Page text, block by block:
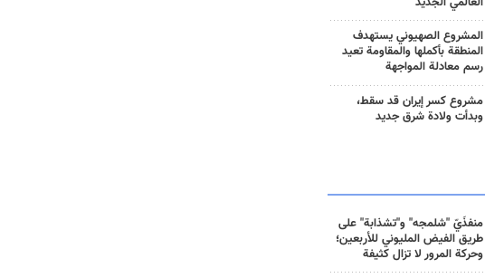
المشروع الصهيوني يستهدف
المنطقة بأكملها والمقاومة تعيد
رسم معادلة المواجهة
مشروع كسر إيران قد سقط،
وبدأت ولادة شرق جديد
منفذَيّ "شلمجه" و"تشذابة" على
طريق الفيض المليوني للأربعين؛
وحركة المرور لا تزال كثيفة